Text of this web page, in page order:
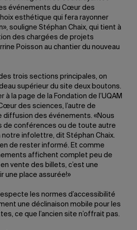
événements du Cœur des
esthétique qui fera rayonner
souligne Stéphan Chaix, qui tient à
des chargées de projets
Poisson au chantier du nouveau
trois sections principales, on
supérieur du site deux boutons.
à la page de la Fondation de l’UQAM
des sciences, l’autre de
diffusion des événements. «Nous
de conférences ou de toute autre
notre infolettre, dit Stéphan Chaix.
de rester informé. Et comme
affichent complet peu de
vente des billets, c’est une
une place assurée!»
les normes d’accessibilité
une déclinaison mobile pour les
ce que l’ancien site n’offrait pas.